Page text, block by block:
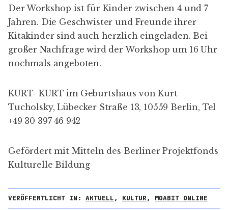
Der Workshop ist für Kinder zwischen 4 und 7
Jahren. Die Geschwister und Freunde ihrer
Kitakinder sind auch herzlich eingeladen. Bei
großer Nachfrage wird der Workshop um 16 Uhr
nochmals angeboten.
KURT- KURT im Geburtshaus von Kurt
Tucholsky, Lübecker Straße 13, 10559 Berlin, Tel
+49 30 397 46 942
Gefördert mit Mitteln des Berliner Projektfonds
Kulturelle Bildung
VERÖFFENTLICHT IN: AKTUELL, KULTUR, MOABIT ONLINE